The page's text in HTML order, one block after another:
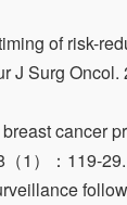
of risk-
J Surg
cancer
1）：119-